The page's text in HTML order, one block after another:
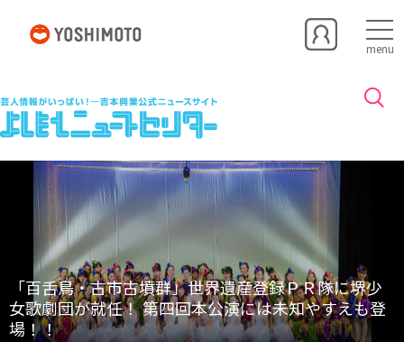
menu
「百舌鳥・古市古墳群」世界遺産登録ＰＲ隊に堺少
女歌劇団が就任！ 第四回本公演には未知やすえも登
場！！